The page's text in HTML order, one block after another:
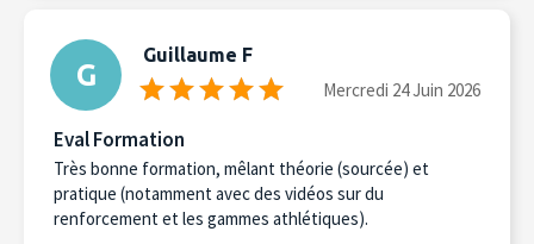
G
Guillaume F
Mercredi 24 Juin 2026
Eval Formation
Très bonne formation, mêlant théorie (sourcée) et
pratique (notamment avec des vidéos sur du
renforcement et les gammes athlétiques).